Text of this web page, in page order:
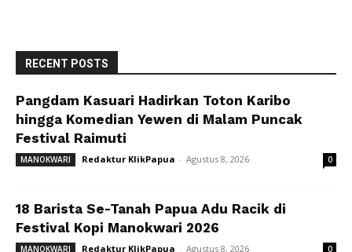
RECENT POSTS
Pangdam Kasuari Hadirkan Toton Karibo
hingga Komedian Yewen di Malam Puncak
Festival Raimuti
MANOKWARI Redaktur KlikPapua - Agustus 8, 2026 0
18 Barista Se-Tanah Papua Adu Racik di
Festival Kopi Manokwari 2026
MANOKWARI Redaktur KlikPapua - Agustus 8, 2026 0